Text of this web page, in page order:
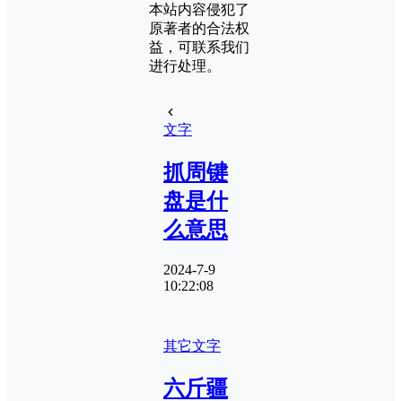
本站内容侵犯了
原著者的合法权
益，可联系我们
进行处理。
文字
抓周键
盘是什
么意思
2024-7-9
10:22:08
其它文字
六斤疆